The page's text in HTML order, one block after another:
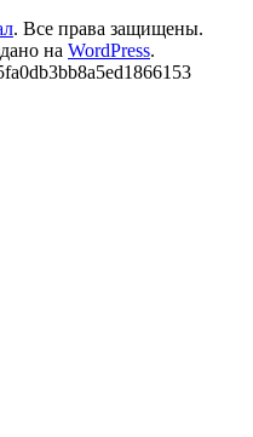
. Все права защищены.
на WordPress.